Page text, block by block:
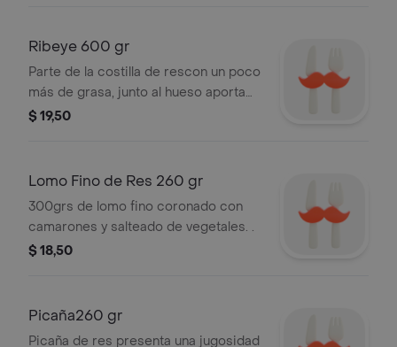
Ribeye 600 gr
Parte de la costilla de rescon un poco
más de grasa, junto al hueso aporta
jugosidad y sabor peculiar. incluye
$ 19,50
Lomo Fino de Res 260 gr
300grs de lomo fino coronado con
camarones y salteado de vegetales. .
$ 18,50
Picaña260 gr
Picaña de res presenta una jugosidad